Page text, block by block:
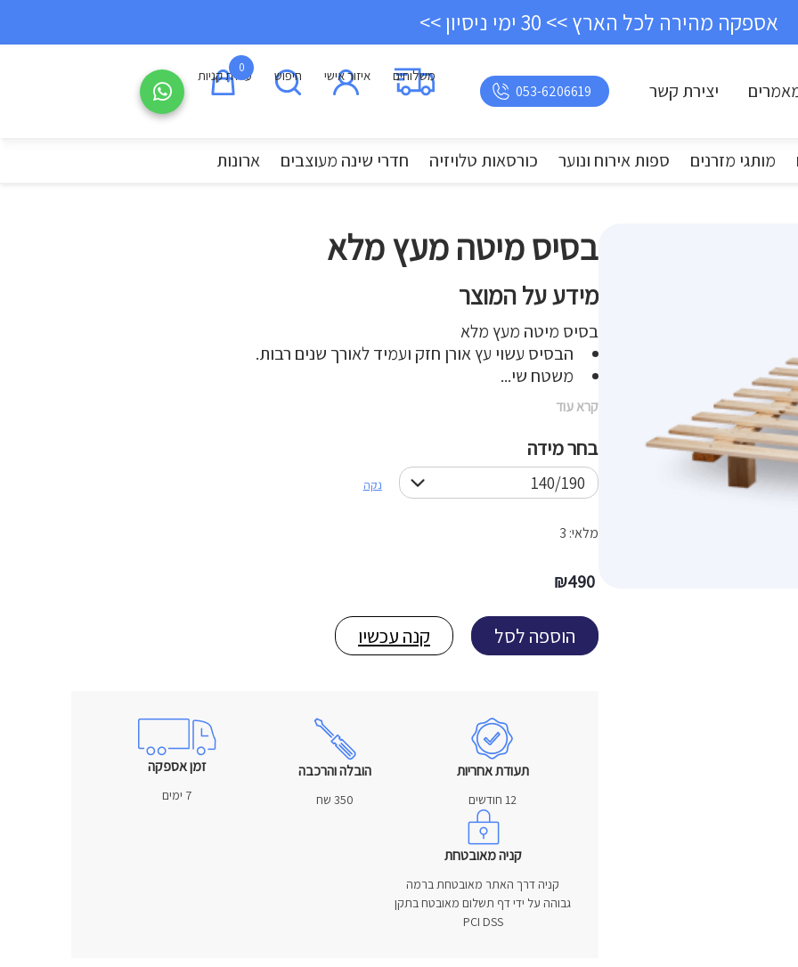
אספקה מהירה לכל הארץ >> 30 ימי ניסיון >>
יצירת קשר 053-6206619
משלוחים איזור אישי חיפוש 0
עגלת קניות
מותגי מזרנים ספות אירוח ונוער כורסאות טלויזיה חדרי שינה מעוצבים ארונות
בסיס מיטה מעץ מלא
מידע על המוצר
בסיס מיטה מעץ מלא
הבסיס עשוי עץ אורן חזק ועמיד לאורך שנים רבות.
משטח שי...
קרא עוד
בחר מידה
נקה
490
₪
מלאי: 3
הוספה לסל קנה עכשיו
תעודת אחריות
12 חודשים
הובלה והרכבה
350 שח
זמן אספקה
7 ימים
קניה מאובטחת
קניה דרך האתר מאובטחת ברמה
גבוהה על ידי דף תשלום מאובטח בתקן
PCI DSS